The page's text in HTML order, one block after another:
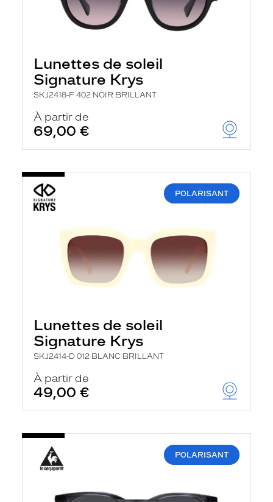
Lunettes de soleil
Signature Krys
SKJ2418-F 402 NOIR BRILLANT
À partir de
69,00 €
POLARISANT
Lunettes de soleil
Signature Krys
SKJ2414-D 012 BLANC BRILLANT
À partir de
49,00 €
POLARISANT